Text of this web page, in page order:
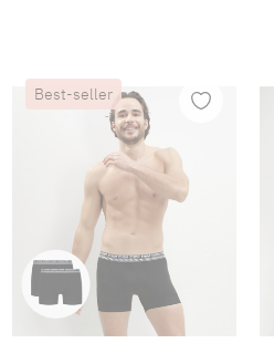
Best-seller